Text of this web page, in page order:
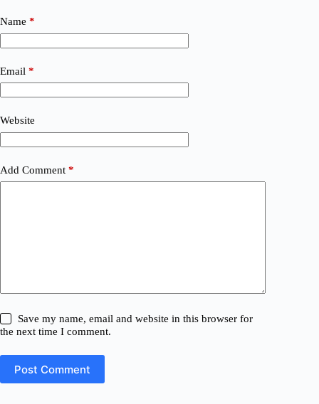
Name *
Email *
Website
Add Comment *
Save my name, email and website in this browser for
the next time I comment.
Post Comment